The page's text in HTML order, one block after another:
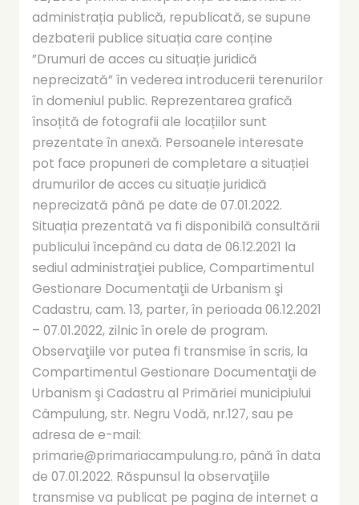
administrația publică, republicată, se supune
dezbaterii publice situația care conține
”Drumuri de acces cu situație juridică
neprecizată” în vederea introducerii terenurilor
în domeniul public. Reprezentarea grafică
însoțită de fotografii ale locațiilor sunt
prezentate în anexă. Persoanele interesate
pot face propuneri de completare a situației
drumurilor de acces cu situație juridică
neprecizată până pe date de 07.01.2022.
Situația prezentată va fi disponibilă consultării
publicului începând cu data de 06.12.2021 la
sediul administraţiei publice, Compartimentul
Gestionare Documentaţii de Urbanism şi
Cadastru, cam. 13, parter, în perioada 06.12.2021
– 07.01.2022, zilnic în orele de program.
Observaţiile vor putea fi transmise în scris, la
Compartimentul Gestionare Documentaţii de
Urbanism şi Cadastru al Primăriei municipiului
Câmpulung, str. Negru Vodă, nr.127, sau pe
adresa de e-mail:
primarie@primariacampulung.ro, până în data
de 07.01.2022. Răspunsul la observaţiile
transmise va publicat pe pagina de internet a